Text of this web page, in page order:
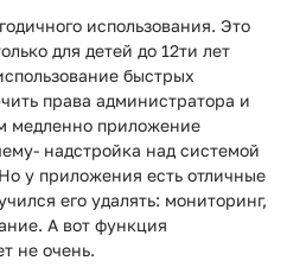
использования. Это
для детей до 12ти лет
быстрых
права администратора и
медленно приложение
надстройка над системой
у приложения есть отличные
его удалять: мониторинг,
А вот функция
не очень.